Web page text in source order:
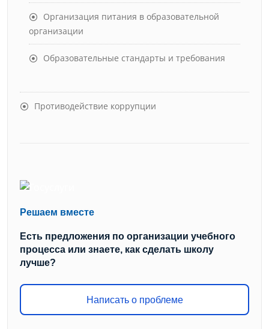
Организация питания в образовательной
организации
Образовательные стандарты и требования
Противодействие коррупции
Решаем вместе
Есть предложения по организации учебного
процесса или знаете, как сделать школу
лучше?
Написать о проблеме